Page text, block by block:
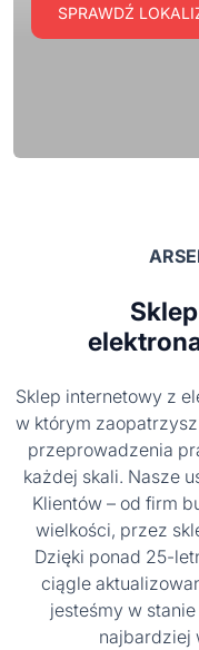
SPRAWDŹ
Sklep internetowy z
w którym
przeprowadzenia
każdej skali. Nasze
Klientów – od firm
wielkości, przez
Dzięki ponad 25-
ciągle
jesteśmy w
najbardziej